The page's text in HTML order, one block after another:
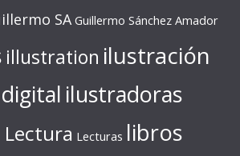
SA Guillermo Sánchez Amador
illustration ilustración
ilustradoras
Lectura Lecturas libros